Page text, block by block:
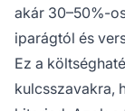
akár 30–50%-
iparágtól és
Ez a
kulcsszavakra,